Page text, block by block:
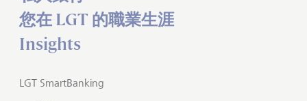
您在 LGT 的職業生涯
Insights
LGT SmartBanking